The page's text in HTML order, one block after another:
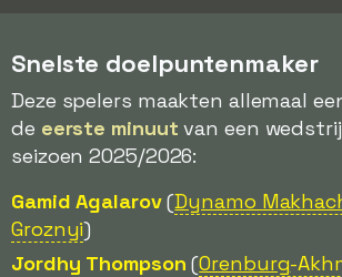
Snelste doelpuntenmaker
Deze spelers maakten allemaal
de eerste minuut van een
seizoen 2025/2026:
Gamid Agalarov(Dynamo
Groznyi)
Jordhy Thompson (Orenburg-